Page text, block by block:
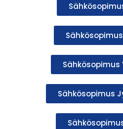
Sähkösopimus